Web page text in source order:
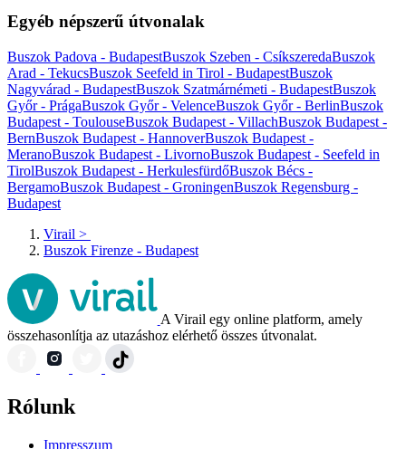
Egyéb népszerű útvonalak
Buszok Padova - BudapestBuszok Szeben - CsíkszeredaBuszok
Arad - TekucsBuszok Seefeld in Tirol - BudapestBuszok
Nagyvárad - BudapestBuszok Szatmárnémeti - BudapestBuszok
Győr - PrágaBuszok Győr - VelenceBuszok Győr - BerlinBuszok
Budapest - ToulouseBuszok Budapest - VillachBuszok Budapest -
BernBuszok Budapest - HannoverBuszok Budapest -
MeranoBuszok Budapest - LivornoBuszok Budapest - Seefeld in
TirolBuszok Budapest - HerkulesfürdőBuszok Bécs -
BergamoBuszok Budapest - GroningenBuszok Regensburg -
Budapest
Virail >
Buszok Firenze - Budapest
A Virail egy online platform, amely
összehasonlítja az utazáshoz elérhető összes útvonalat.
Rólunk
Impresszum